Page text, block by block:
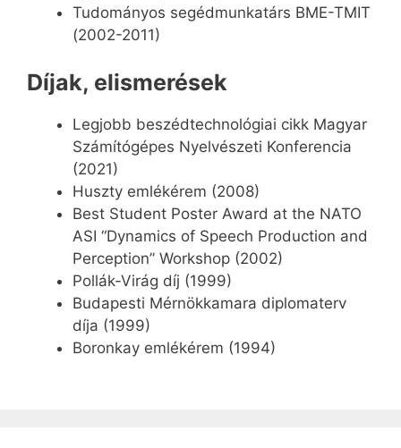
Tudományos segédmunkatárs BME-TMIT
(2002-2011)
Díjak, elismerések
Legjobb beszédtechnológiai cikk Magyar
Számítógépes Nyelvészeti Konferencia
(2021)
Huszty emlékérem (2008)
Best Student Poster Award at the NATO
ASI “Dynamics of Speech Production and
Perception” Workshop (2002)
Pollák-Virág díj (1999)
Budapesti Mérnökkamara diplomaterv
díja (1999)
Boronkay emlékérem (1994)